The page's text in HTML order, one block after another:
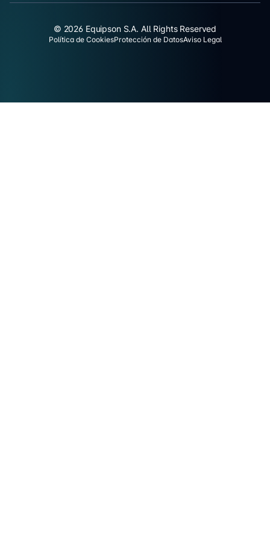
© 2026 Equipson S.A. All Rights Reserved
Política de CookiesProtección de DatosAviso Legal